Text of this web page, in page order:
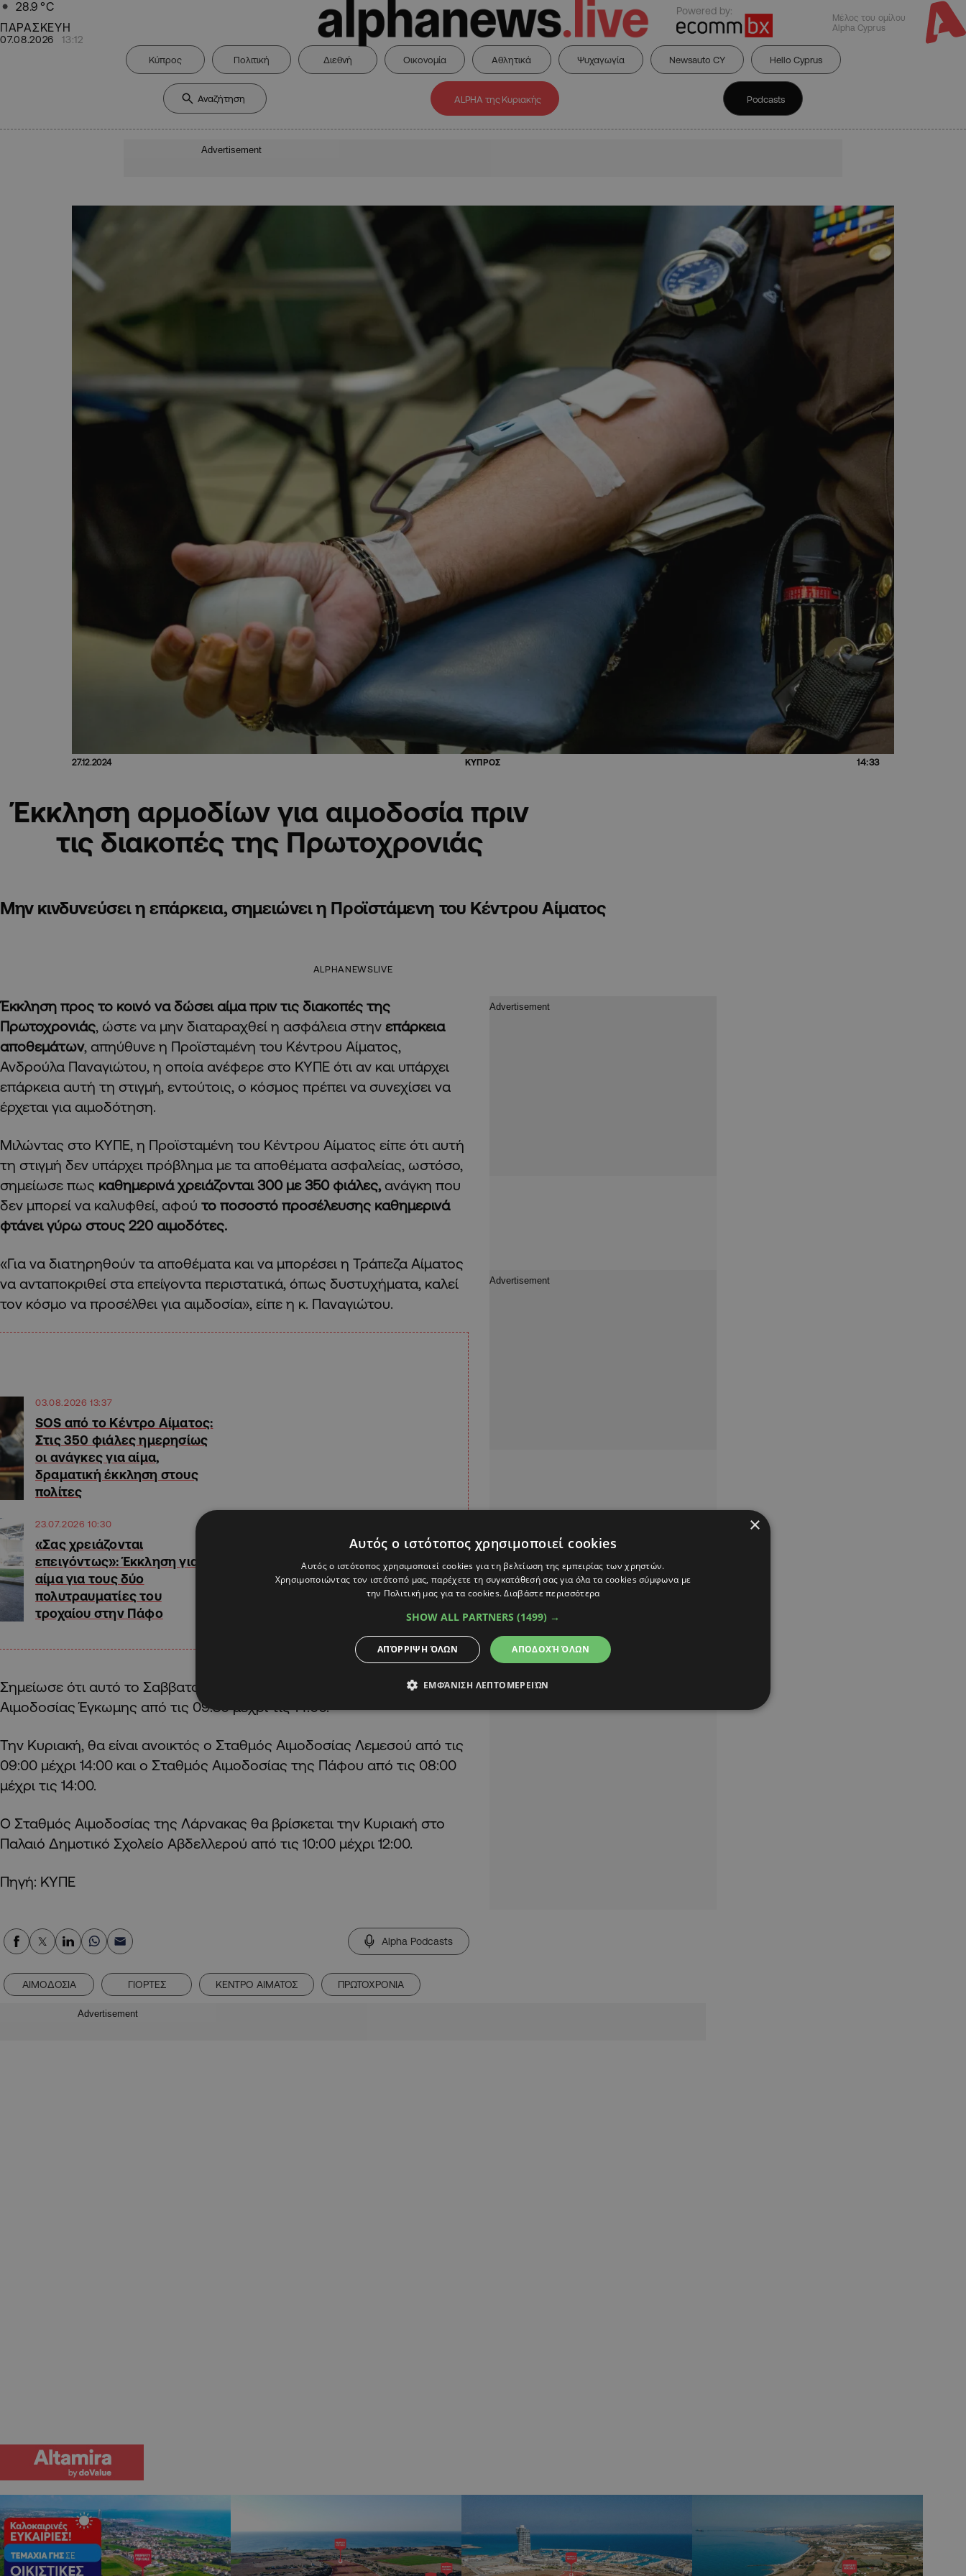
28.9 °C
ΠΑΡΑΣΚΕΥΗ
07.08.2026 13:12
Powered by:
Μέλος του ομίλου
Alpha Cyprus
Κύπρος Πολιτική Διεθνή Οικονομία Αθλητικά Ψυχαγωγία Newsauto CY Hello Cyprus
ALPHA της Κυριακής Podcasts
Advertisement
27.12.2024 ΚΥΠΡΟΣ 14:33
Έκκληση αρμοδίων για αιμοδοσία πριν
τις διακοπές της Πρωτοχρονιάς
Μην κινδυνεύσει η επάρκεια, σημειώνει η Προϊστάμενη του Κέντρου Αίματος
ALPHANEWSLIVE
Έκκληση προς το κοινό να δώσει αίμα πριν τις διακοπές της
Πρωτοχρονιάς, ώστε να μην διαταραχθεί η ασφάλεια στην επάρκεια
αποθεμάτων, απηύθυνε η Προϊσταμένη του Κέντρου Αίματος,
Ανδρούλα Παναγιώτου, η οποία ανέφερε στο ΚΥΠΕ ότι αν και υπάρχει
επάρκεια αυτή τη στιγμή, εντούτοις, ο κόσμος πρέπει να συνεχίσει να
έρχεται για αιμοδότηση.
Μιλώντας στο ΚΥΠΕ, η Προϊσταμένη του Κέντρου Αίματος είπε ότι αυτή
τη στιγμή δεν υπάρχει πρόβλημα με τα αποθέματα ασφαλείας, ωστόσο,
σημείωσε πως καθημερινά χρειάζονται 300 με 350 φιάλες, ανάγκη που
δεν μπορεί να καλυφθεί, αφού το ποσοστό προσέλευσης καθημερινά
φτάνει γύρω στους 220 αιμοδότες.
«Για να διατηρηθούν τα αποθέματα και να μπορέσει η Τράπεζα Αίματος
να ανταποκριθεί στα επείγοντα περιστατικά, όπως δυστυχήματα, καλεί
τον κόσμο να προσέλθει για αιμδοσία», είπε η κ. Παναγιώτου.
03.08.2026 13:37
SOS από το Κέντρο Αίματος:
Στις 350 φιάλες ημερησίως
οι ανάγκες για αίμα,
δραματική έκκληση στους
πολίτες
23.07.2026 10:30
«Σας χρειάζονται
επειγόντως»: Έκκληση για
αίμα για τους δύο
πολυτραυματίες του
τροχαίου στην Πάφο
Σημείωσε ότι αυτό το Σαββατοκύριακο, θα λειτουργήσουν ο Σταθμός
Αιμοδοσίας Έγκωμης από τις 09:30 μέχρι τις 14:00.
Την Κυριακή, θα είναι ανοικτός ο Σταθμός Αιμοδοσίας Λεμεσού από τις
09:00 μέχρι 14:00 και ο Σταθμός Αιμοδοσίας της Πάφου από τις 08:00
μέχρι τις 14:00.
Ο Σταθμός Αιμοδοσίας της Λάρνακας θα βρίσκεται την Κυριακή στο
Παλαιό Δημοτικό Σχολείο Αβδελλερού από τις 10:00 μέχρι 12:00.
Πηγή: ΚΥΠΕ
Alpha Podcasts
ΑΙΜΟΔΟΣΙΑ ΓΙΟΡΤΕΣ ΚΕΝΤΡΟ ΑΙΜΑΤΟΣ ΠΡΩΤΟΧΡΟΝΙΑ
Advertisement
×
Αυτός ο ιστότοπος χρησιμοποιεί cookies
Αυτός ο ιστότοπος χρησιμοποιεί cookies για τη βελτίωση της εμπειρίας των χρηστών.
Χρησιμοποιώντας τον ιστότοπό μας, παρέχετε τη συγκατάθεσή σας για όλα τα cookies σύμφωνα με
την Πολιτική μας για τα cookies.Διαβάστε περισσότερα
SHOW ALL PARTNERS (1499) →
ΑΠΟΔΟΧΉ ΌΛΩΝ
ΑΠΌΡΡΙΨΗ ΌΛΩΝ
ΕΜΦΆΝΙΣΗ ΛΕΠΤΟΜΕΡΕΙΏΝ